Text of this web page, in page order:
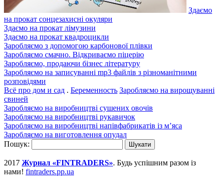
Здаємо
на прокат сонцезахисні окуляри
Здаємо на прокат лімузини
Здаємо на прокат квадроцикли
Заробляємо з допомогою карбонової плівки
Заробляємо смачно. Відкриваємо піцерію
Заробляємо, продаючи бізнес літературу
Заробляємо на записуванні mp3 файлів з різноманітними
розповідями
Всё про дом и сад . Беременность Заробляємо на вирощуванні
свиней
Заробляємо на виробництві сушених овочів
Заробляємо на виробництві рукавичок
Заробляємо на виробництві напівфабрикатів із м’яса
Заробляємо на виготовлення опудал
Пошук:
2017 Журнал «FINTRADERS». Будь успішним разом із
нами! fintraders.pp.ua